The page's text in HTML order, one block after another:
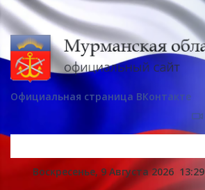
Официальная страница ВКонтакте
Воскресенье, 9 Августа 2026 13:29